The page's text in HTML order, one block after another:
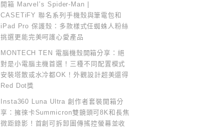
開箱 Marvel’s Spider-Man |
CASETiFY 聯名系列手機殼與筆電包和
iPad Pro 保護殼：多款樣式任蜘蛛人粉絲
挑選更能完美呵護心愛產品
MONTECH TEN 電腦機殼開箱分享：絕
對是小電腦主機首選！三種不同配置模式
安裝塔散或水冷都OK！外觀設計超美還得
Red Dot獎
Insta360 Luna Ultra 創作者套裝開箱分
享：擁徠卡Summicron雙鏡頭可8K和長焦
微距錄影！首創可拆卸圖傳搖控螢幕並收